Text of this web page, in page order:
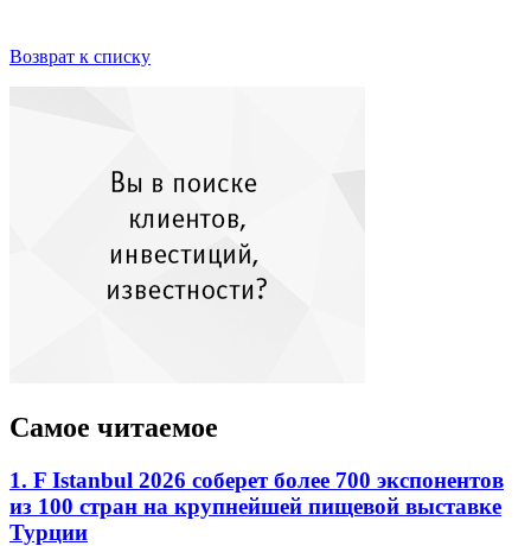
Возврат к списку
Самое читаемое
1. F Istanbul 2026 соберет более 700 экспонентов
из 100 стран на крупнейшей пищевой выставке
Турции